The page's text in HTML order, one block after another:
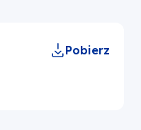
Pobierz